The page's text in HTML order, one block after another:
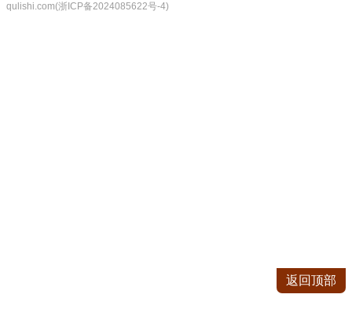
qulishi.com(浙ICP备2024085622号-4)
返回顶部